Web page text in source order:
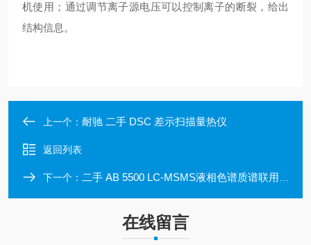
机使用；通过调节离子源电压可以控制离子的断裂，给出
结构信息。
上一个： 耐驰 二手 DSC 差示扫描量热仪
返回列表
下一个： 二手 AB 5500 LC-MSMS液相色谱质谱联用仪
在线留言